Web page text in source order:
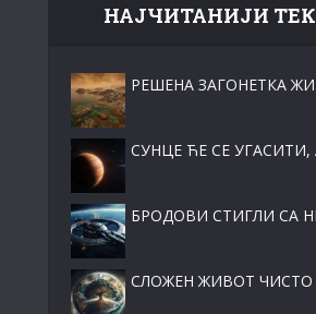
НАЈЧИТАНИЈИ
РЕШЕНА ЗАГОНЕТКА
СУНЦЕ ЋЕ СЕ
БРОДОВИ СТИГЛИ СА
СЛОЖЕН ЖИВОТ ЧИСТО